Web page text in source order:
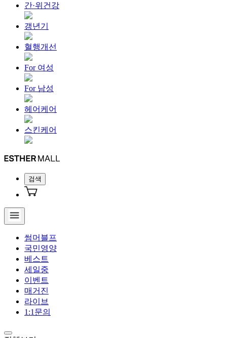
간·위건강
갱년기
혈행개선
For 여성
For 남성
헤어케어
스킨케어
검색
썸머블프
국민영양
베스트
세일중
이벤트
매거진
라이브
1:1문의